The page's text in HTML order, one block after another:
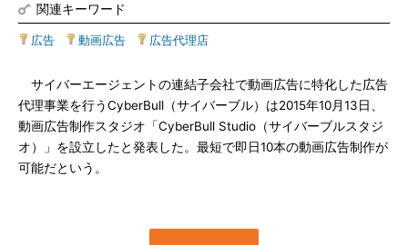
関連キーワード
広告 動画広告 広告代理店
サイバーエージェントの連結子会社で動画広告に特化した広告
代理事業を行うCyberBull（サイバーブル）は2015年10月13日、
動画広告制作スタジオ「CyberBull Studio（サイバーブルスタジ
オ）」を設立したと発表した。最短で即日10本の動画広告制作が
可能だという。